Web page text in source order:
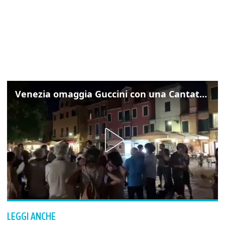
Venezia omaggia Guccini con una Cantata Anarchica in campo Santa Margherita
LEGGI ANCHE